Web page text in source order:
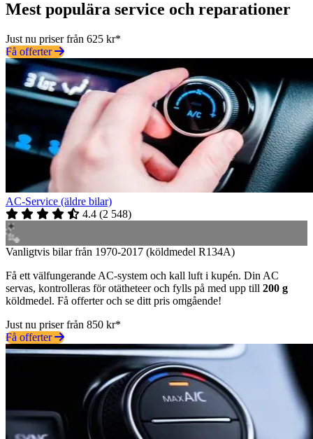
Mest populära service och reparationer
Just nu priser från 625 kr*
Få offerter
AC-Service (äldre bilar)
4.4 (2 548)
Vanligtvis bilar från 1970-2017 (köldmedel R134A)
Få ett välfungerande AC-system och kall luft i kupén. Din AC
servas, kontrolleras för otätheteer och fylls på med upp till 200 g
köldmedel. Få offerter och se ditt pris omgående!
Just nu priser från 850 kr*
Få offerter